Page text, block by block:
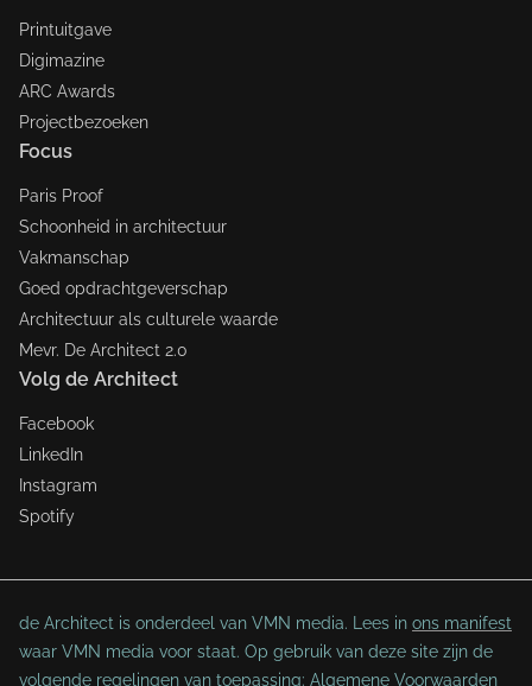
Printuitgave
Digimazine
ARC Awards
Projectbezoeken
Focus
Paris Proof
Schoonheid in architectuur
Vakmanschap
Goed opdrachtgeverschap
Architectuur als culturele waarde
Mevr. De Architect 2.0
Volg de Architect
Facebook
LinkedIn
Instagram
Spotify
de Architect is onderdeel van VMN media. Lees in ons manifest
waar VMN media voor staat. Op gebruik van deze site zijn de
volgende regelingen van toepassing: Algemene Voorwaarden